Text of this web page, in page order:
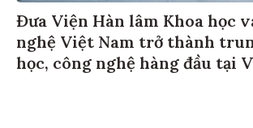
Đưa Viện Hàn lâm Khoa học
nghệ Việt Nam trở thành
học, công nghệ hàng đầu tại